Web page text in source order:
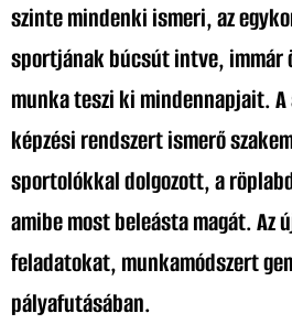
szinte mindenki ismeri, az
sportjának búcsút intve, immár
munka teszi ki mindennapjait.
képzési rendszert ismerő
sportolókkal dolgozott, a
amibe most beleásta magát. Az
feladatokat, munkamódszert
pályafutásában.